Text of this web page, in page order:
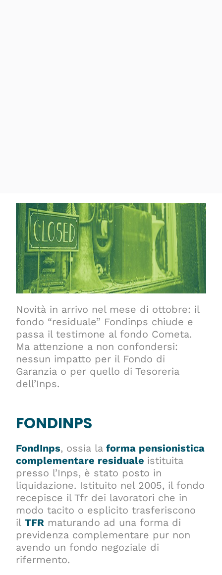
Novità in arrivo nel mese di ottobre: il
fondo “residuale” Fondinps chiude e
passa il testimone al fondo Cometa.
Ma attenzione a non confondersi:
nessun impatto per il Fondo di
Garanzia o per quello di Tesoreria
dell’Inps.
FONDINPS
FondInps, ossia la forma pensionistica
complementare residuale istituita
presso l’Inps, è stato posto in
liquidazione. Istituito nel 2005, il fondo
recepisce il Tfr dei lavoratori che in
modo tacito o esplicito trasferiscono
ilTFR maturando ad una forma di
previdenza complementare pur non
avendo un fondo negoziale di
rifermento.